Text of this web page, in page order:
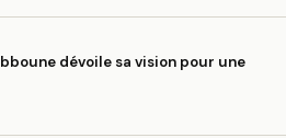
dévoile sa vision pour une